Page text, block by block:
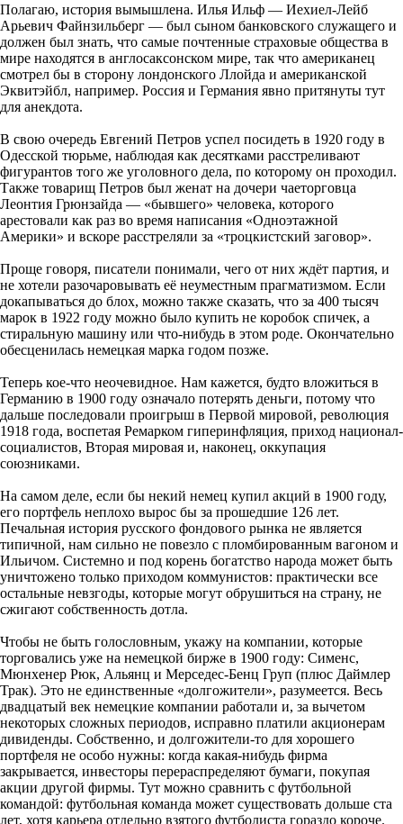
Полагаю, история вымышлена. Илья Ильф — Иехиел-Лейб
Арьевич Файнзильберг — был сыном банковского служащего и
должен был знать, что самые почтенные страховые общества в
мире находятся в англосаксонском мире, так что американец
смотрел бы в сторону лондонского Ллойда и американской
Эквитэйбл, например. Россия и Германия явно притянуты тут
для анекдота.
В свою очередь Евгений Петров успел посидеть в 1920 году в
Одесской тюрьме, наблюдая как десятками расстреливают
фигурантов того же уголовного дела, по которому он проходил.
Также товарищ Петров был женат на дочери чаеторговца
Леонтия Грюнзайда — «бывшего» человека, которого
арестовали как раз во время написания «Одноэтажной
Америки» и вскоре расстреляли за «троцкистский заговор».
Проще говоря, писатели понимали, чего от них ждёт партия, и
не хотели разочаровывать её неуместным прагматизмом. Если
докапываться до блох, можно также сказать, что за 400 тысяч
марок в 1922 году можно было купить не коробок спичек, а
стиральную машину или что-нибудь в этом роде. Окончательно
обесценилась немецкая марка годом позже.
Теперь кое-что неочевидное. Нам кажется, будто вложиться в
Германию в 1900 году означало потерять деньги, потому что
дальше последовали проигрыш в Первой мировой, революция
1918 года, воспетая Ремарком гиперинфляция, приход национал-
социалистов, Вторая мировая и, наконец, оккупация
союзниками.
На самом деле, если бы некий немец купил акций в 1900 году,
его портфель неплохо вырос бы за прошедшие 126 лет.
Печальная история русского фондового рынка не является
типичной, нам сильно не повезло с пломбированным вагоном и
Ильичом. Системно и под корень богатство народа может быть
уничтожено только приходом коммунистов: практически все
остальные невзгоды, которые могут обрушиться на страну, не
сжигают собственность дотла.
Чтобы не быть голословным, укажу на компании, которые
торговались уже на немецкой бирже в 1900 году: Сименс,
Мюнхенер Рюк, Альянц и Мерседес-Бенц Груп (плюс Даймлер
Трак). Это не единственные «долгожители», разумеется. Весь
двадцатый век немецкие компании работали и, за вычетом
некоторых сложных периодов, исправно платили акционерам
дивиденды. Собственно, и долгожители-то для хорошего
портфеля не особо нужны: когда какая-нибудь фирма
закрывается, инвесторы перераспределяют бумаги, покупая
акции другой фирмы. Тут можно сравнить с футбольной
командой: футбольная команда может существовать дольше ста
лет, хотя карьера отдельно взятого футболиста гораздо короче.